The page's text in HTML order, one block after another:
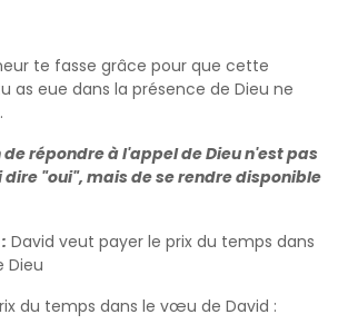
te fasse grâce pour que cette
as eue dans la présence de Dieu ne
répondre à l'appel de Dieu n'est pas
"oui", mais de se rendre disponible
David veut payer le prix du temps dans
Dieu
du temps dans le vœu de David :